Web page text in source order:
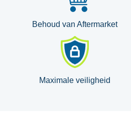
Behoud van Aftermarket
Maximale veiligheid